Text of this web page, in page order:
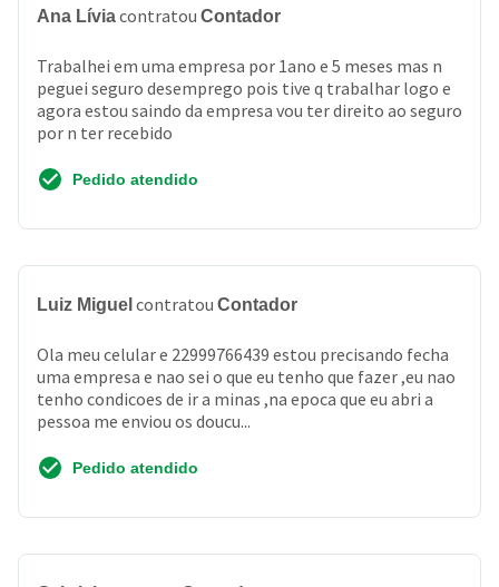
Ana Líviacontratou Contador
Trabalhei em uma empresa por 1ano e 5 meses mas n
peguei seguro desemprego pois tive q trabalhar logo e
agora estou saindo da empresa vou ter direito ao seguro
por n ter recebido
Pedido atendido
Luiz Miguel contratou Contador
Ola meu celular e 22999766439 estou precisando fecha
uma empresa e nao sei o que eu tenho que fazer ,eu nao
tenho condicoes de ir a minas ,na epoca que eu abri a
pessoa me enviou os doucu...
Pedido atendido